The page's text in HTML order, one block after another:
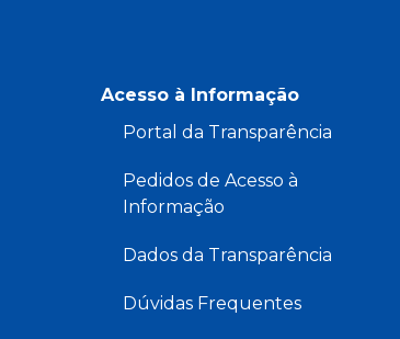
Acesso à Informação
Portal da Transparência
Pedidos de Acesso à
Informação
Dados da Transparência
Dúvidas Frequentes